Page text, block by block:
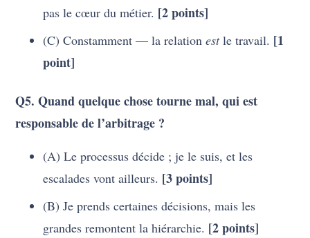
pas le cœur du métier. [2 points]
(C) Constamment — la relationestle travail. [1
point]
Q5. Quand quelque chose tourne mal, qui est
responsable de l’arbitrage ?
(A) Le processus décide ; je le suis, et les
escalades vont ailleurs. [3 points]
(B) Je prends certaines décisions, mais les
grandes remontent la hiérarchie. [2 points]